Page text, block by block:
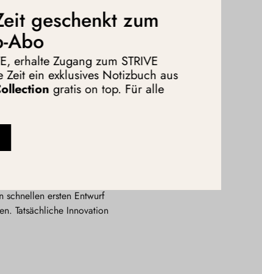
sollten wir uns auf die
Thema sowie klare
können, ohne ständig
drastisch reduziert –
schnellen ersten Entwurf
Tatsächliche Innovation
geschenkt zum
Abo
erhalte Zugang zum STRIVE
ein exklusives Notizbuch aus
gratis on top. Für alle